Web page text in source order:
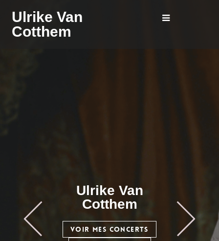
Ulrike Van
Cotthem
Ulrike Van
Cotthem
VOIR MES CONCERTS